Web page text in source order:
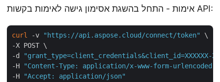
אימות - התחל בהשגת אסימון גישה לאימות בקשות API:
curl -v "https://api.aspose.cloud/connect/token"
\
-X POST \
-d
"grant_type=client_credentials&client_id=XXXXXX-
-H
"Content-Type: application/x-www-form-urlencoded"
-H
"Accept: application/json"